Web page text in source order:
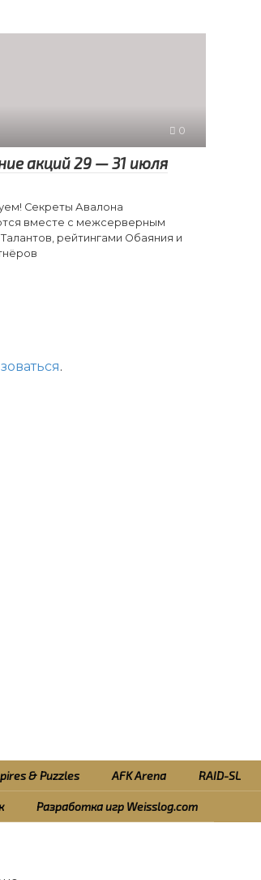
0
акций 29 — 31 июля
Секреты Авалона
вместе с межсерверным
рейтингами Обаяния и
.
& Puzzles AFK Arena RAID-SL
Разработка игр Weisslog.com